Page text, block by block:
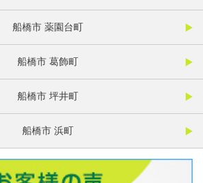
船橋市 薬園台町
船橋市 葛飾町
船橋市 坪井町
船橋市 浜町